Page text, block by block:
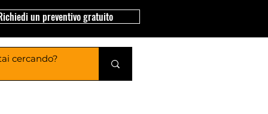
un preventivo gratuito